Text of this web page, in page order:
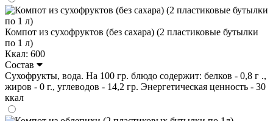
Компот из сухофруктов (без сахара) (2 пластиковые бутылки
по 1 л)
Ккал: 600
Состав
Сухофрукты, вода. На 100 гр. блюдо содержит: белков - 0,8 г .,
жиров - 0 г., углеводов - 14,2 гр. Энергетическая ценность - 30
ккал